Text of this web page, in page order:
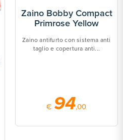
Zaino Bobby Compact
Primrose Yellow
Zaino antifurto con sistema anti
taglio e copertura anti...
€ 94,00